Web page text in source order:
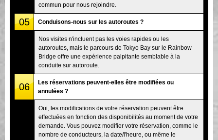
commun pour nous rejoindre.
05 Conduisons-nous sur les autoroutes ?
Nos visites n'incluent pas les voies rapides ou les
autoroutes, mais le parcours de Tokyo Bay sur le Rainbow
Bridge offre une expérience palpitante semblable à la
conduite sur autoroute.
06
Les réservations peuvent-elles être modifiées ou
annulées ?
Oui, les modifications de votre réservation peuvent être
effectuées en fonction des disponibilités au moment de votre
demande. Vous pouvez modifier votre réservation, comme le
nombre de conducteurs, la date/l'heure, ou même le